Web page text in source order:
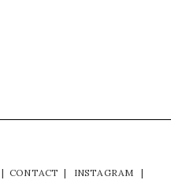
| CONTACT | INSTAGRAM
|